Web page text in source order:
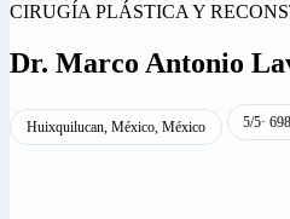
CIRUGÍA PLÁSTICA Y
Dr. Marco Antonio
Huixquilucan, México, México 5/5·